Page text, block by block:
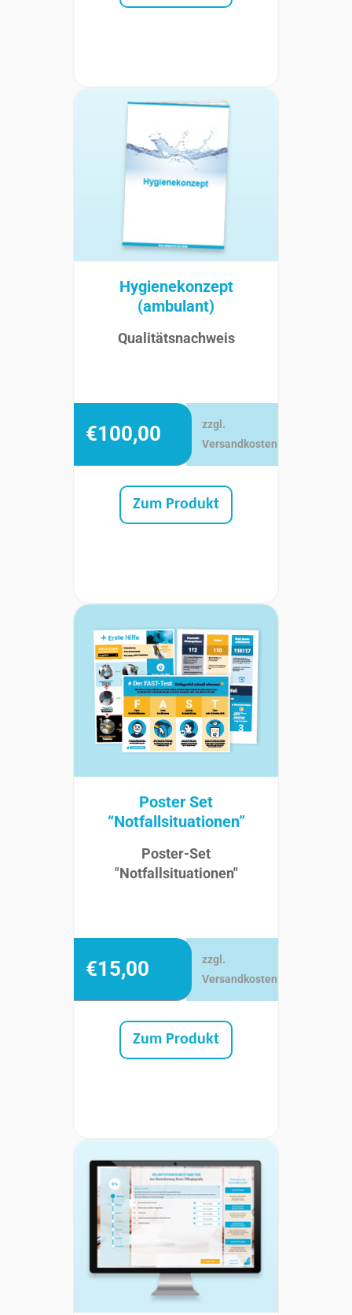
Hygienekonzept
(ambulant)
Qualitätsnachweis
€100,00
zzgl.
Versandkosten
Zum Produkt
Poster Set
“Notfallsituationen”
Poster-Set
"Notfallsituationen"
€15,00
zzgl.
Versandkosten
Zum Produkt